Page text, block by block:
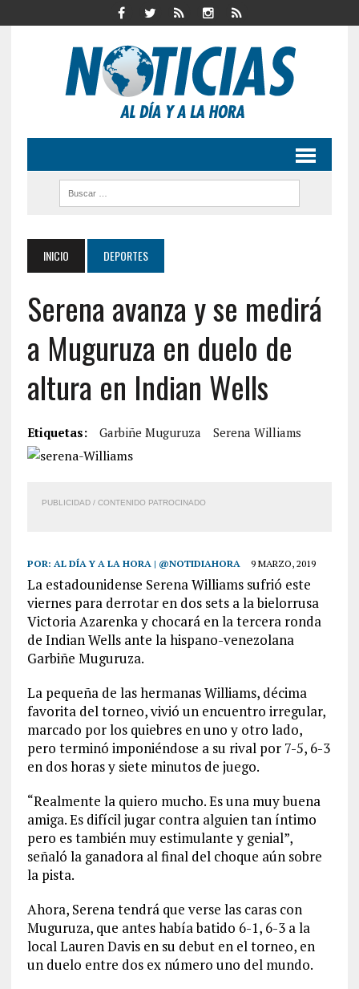
INICIO DEPORTES
Serena avanza y se medirá
a Muguruza en duelo de
altura en Indian Wells
Etiquetas: Garbiñe Muguruza Serena Williams
PUBLICIDAD / CONTENIDO PATROCINADO
POR: AL DÍA Y A LA HORA | @NOTIDIAHORA 9 MARZO, 2019
La estadounidense Serena Williams sufrió este
viernes para derrotar en dos sets a la bielorrusa
Victoria Azarenka y chocará en la tercera ronda
de Indian Wells ante la hispano-venezolana
Garbiñe Muguruza.
La pequeña de las hermanas Williams, décima
favorita del torneo, vivió un encuentro irregular,
marcado por los quiebres en uno y otro lado,
pero terminó imponiéndose a su rival por 7-5, 6-3
en dos horas y siete minutos de juego.
“Realmente la quiero mucho. Es una muy buena
amiga. Es difícil jugar contra alguien tan íntimo
pero es también muy estimulante y genial”,
señaló la ganadora al final del choque aún sobre
la pista.
Ahora, Serena tendrá que verse las caras con
Muguruza, que antes había batido 6-1, 6-3 a la
local Lauren Davis en su debut en el torneo, en
un duelo entre dos ex número uno del mundo.